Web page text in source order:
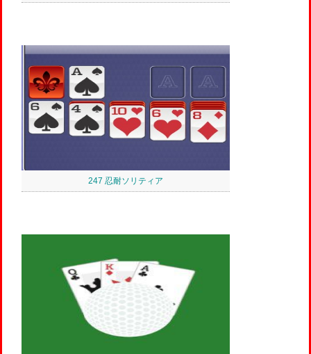
247 忍耐ソリティア